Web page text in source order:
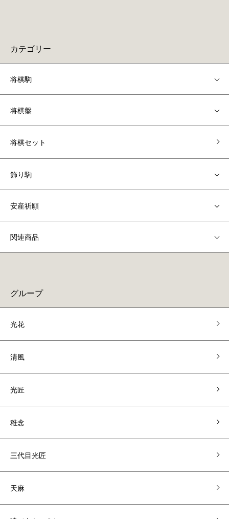
カテゴリー
将棋駒
将棋盤
将棋セット
飾り駒
安産祈願
関連商品
グループ
光花
清風
光匠
稚念
三代目光匠
天麻